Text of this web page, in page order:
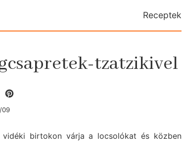
Receptek
tzatzikivel
09
birtokon várja a locsolókat és közben